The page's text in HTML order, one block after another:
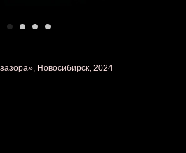
Новосибирск, 2024